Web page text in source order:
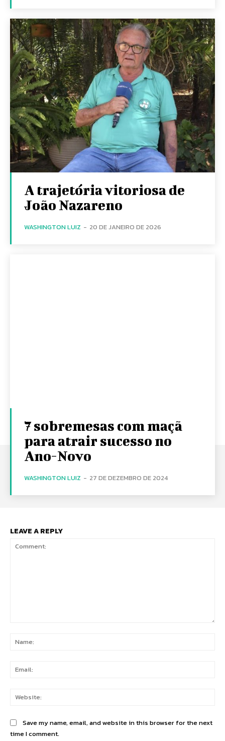
A trajetória vitoriosa de
João Nazareno
WASHINGTON LUIZ - 20 DE JANEIRO DE 2026
7 sobremesas com maçã
para atrair sucesso no
Ano-Novo
WASHINGTON LUIZ - 27 DE DEZEMBRO DE 2024
LEAVE A REPLY
Save my name, email, and website in this browser for the next
time I comment.